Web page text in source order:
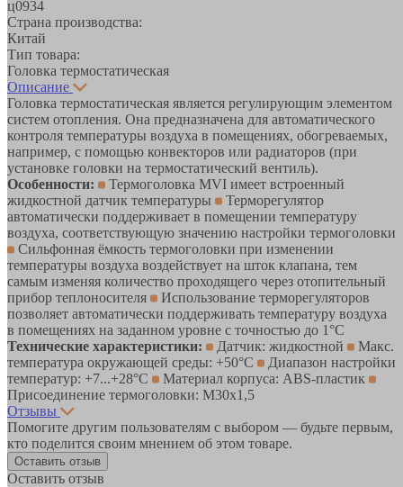
ц0934
Страна производства:
Китай
Тип товара:
Головка термостатическая
Описание
Головка термостатическая является регулирующим элементом
систем отопления. Она предназначена для автоматического
контроля температуры воздуха в помещениях, обогреваемых,
например, с помощью конвекторов или радиаторов (при
установке головки на термостатический вентиль).
Особенности:
Термоголовка MVI имеет встроенный
жидкостной датчик температуры
Терморегулятор
автоматически поддерживает в помещении температуру
воздуха, соответствующую значению настройки термоголовки
Сильфонная ёмкость термоголовки при изменении
температуры воздуха воздействует на шток клапана, тем
самым изменяя количество проходящего через отопительный
прибор теплоносителя
Использование терморегуляторов
позволяет автоматически поддерживать температуру воздуха
в помещениях на заданном уровне с точностью до 1°С
Технические характеристики:
Датчик: жидкостной
Макс.
температура окружающей среды: +50°С
Диапазон настройки
температур: +7...+28°С
Материал корпуса: ABS-пластик
Присоединение термоголовки: M30x1,5
Отзывы
Помогите другим пользователям с выбором — будьте первым,
кто поделится своим мнением об этом товаре.
Оставить отзыв
Оставить отзыв